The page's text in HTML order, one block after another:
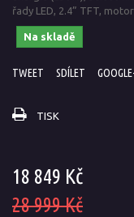
řady LED, 2.4” TFT,
Na skladě
TWEET SDÍLET
TISK
18 849 Kč
28 999 Kč